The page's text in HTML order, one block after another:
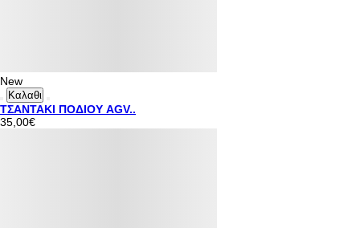
New
Καλαθι
ΤΣΑΝΤΑΚΙ ΠΟΔΙΟΥ AGV..
35,00€